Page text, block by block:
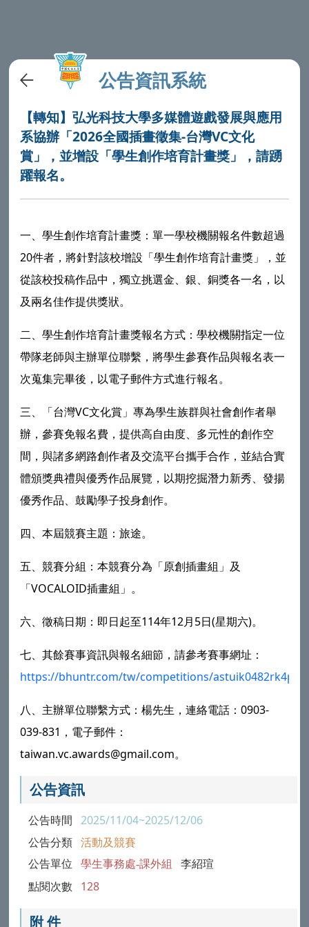
公告資訊系統
【轉知】弘光科技大學多媒體遊戲發展與應用
系協辦「2026全國插畫徵集-台灣VC文化
賞」，並增設「學生創作培育計畫獎」，請踴
躍報名。
一、學生創作培育計畫獎：單一學校機關報名件數超過
20件者，將針對該校增設「學生創作培育計畫獎」，並
從該校投稿作品中，獨立挑選金、銀、銅獎各一名，以
及兩名佳作提供獎狀。
二、學生創作培育計畫獎報名方式：學校機關指定一位
帶隊老師與主辦單位聯繫，將學生參賽作品與報名表一
次蒐集完畢後，以電子郵件方式進行報名。
三、「台灣VC文化賞」專為學生族群與社會創作者舉
辦，參賽免報名費，提供高自由度、多元性的創作空
間，與諸多網路創作者及交流平台攜手合作，並結合實
體頒獎典禮與優秀作品展覽，以期挖掘潛力新秀、發揚
優秀作品、鼓勵學子投身創作。
四、本屆競賽主題：旅途。
五、競賽分組：本競賽分為「原創插畫組」及
「VOCALOID插畫組」。
六、徵稿日期：即日起至114年12月5日(星期六)。
七、其餘賽事資訊與報名細節，請參考賽事網址：
https://bhuntr.com/tw/competitions/
八、主辦單位聯繫方式：楊先生，連絡電話：0903-
039-831，電子郵件：
taiwan.vc.awards@gmail.com。
公告資訊
公告時間 2025/11/04~2025/12/06
公告分類 活動及競賽
公告單位 學生事務處-課外組 李紹瑄
點閱次數 128
附 件